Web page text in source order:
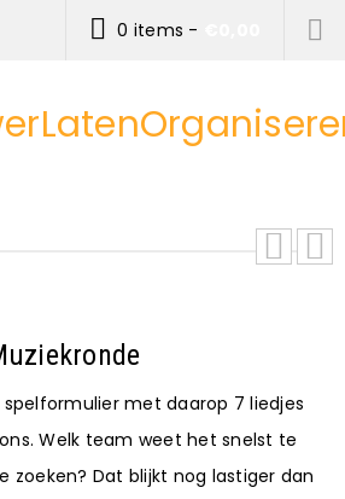
0 items -
met daarop 7 liedjes
Welk team weet het snelst te
zoeken? Dat blijkt nog lastiger dan